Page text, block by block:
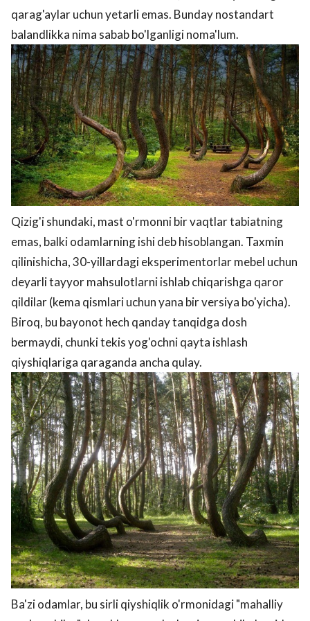
qarag'aylar uchun yetarli emas. Bunday nostandart
balandlikka nima sabab bo'lganligi noma'lum.
Qizig'i shundaki, mast o'rmonni bir vaqtlar tabiatning
emas, balki odamlarning ishi deb hisoblangan. Taxmin
qilinishicha, 30-yillardagi eksperimentorlar mebel uchun
deyarli tayyor mahsulotlarni ishlab chiqarishga qaror
qildilar (kema qismlari uchun yana bir versiya bo'yicha).
Biroq, bu bayonot hech qanday tanqidga dosh
bermaydi, chunki tekis yog'ochni qayta ishlash
qiyshiqlariga qaraganda ancha qulay.
Ba'zi odamlar, bu sirli qiyshiqlik o'rmonidagi "mahalliy